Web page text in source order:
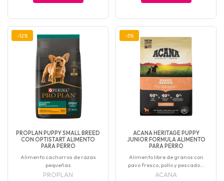
-12%
PROPLAN PUPPY SMALL BREED
CON OPTISTART ALIMENTO
PARA PERRO
Alimento cachorros de razas
pequeñas
PROPLAN
-5%
ACANA HERITAGE PUPPY
JUNIOR FORMULA ALIMENTO
PARA PERRO
Alimento libre de granos con
pavo fresco, pollo y pescado...
ACANA